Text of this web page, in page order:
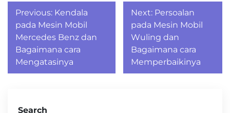
Post
navigation
Previous: Kendala
pada Mesin Mobil
Mercedes Benz dan
Bagaimana cara
Mengatasinya
Next: Persoalan
pada Mesin Mobil
Wuling dan
Bagaimana cara
Memperbaikinya
Search